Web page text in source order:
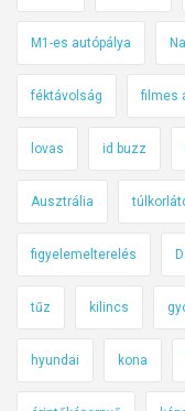
M1-es autópálya
féktávolság filmes
lovas id buzz
Ausztrália
figyelemelterelés
tűz kilincs
hyundai kona